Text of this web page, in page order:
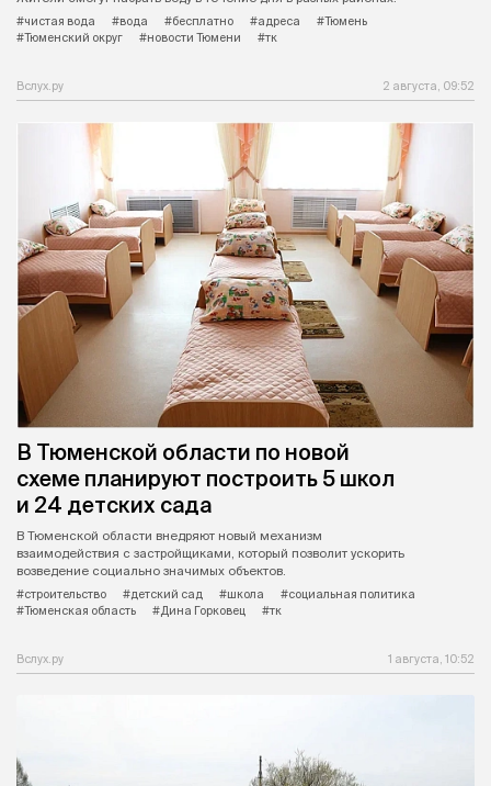
#чистая вода
#вода #бесплатно #адреса
#Тюмень
#Тюменский округ
#новости Тюмени #тк
Вслух.ру 2 августа, 09:52
В Тюменской области по новой
схеме планируют построить 5 школ
и 24 детских сада
В Тюменской области внедряют новый механизм
взаимодействия с застройщиками, который позволит ускорить
возведение социально значимых объектов.
#строительство
#детский сад #школа
#социальная политика
#Тюменская область
#Дина Горковец #тк
Вслух.ру 1 августа, 10:52